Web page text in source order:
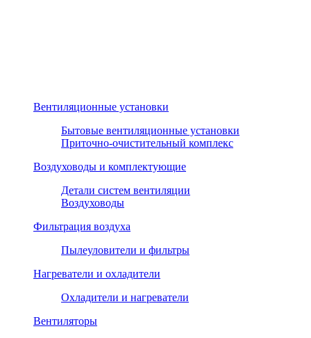
Вентиляционные установки
Бытовые вентиляционные установки
Приточно-очистительный комплекс
Воздуховоды и комплектующие
Детали систем вентиляции
Воздуховоды
Фильтрация воздуха
Пылеуловители и фильтры
Нагреватели и охладители
Охладители и нагреватели
Вентиляторы